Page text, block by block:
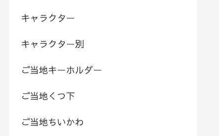
キャラクター
キャラクター別
ご当地キーホルダー
ご当地くつ下
ご当地ちいかわ